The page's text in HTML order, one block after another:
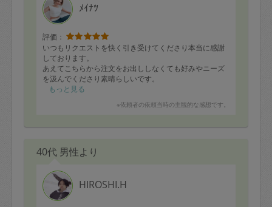
ﾒｲﾅﾂ
評価：
いつもリクエストを快く引き受けてくださり本当に感謝
しております。
あえてこちらから注文をお出ししなくても好みやニーズ
を汲んでくださり素晴らしいです。
引き続きよろしくお願いします
もっと見る
※依頼者の依頼当時の主観的な感想です。
40代 男性より
HIROSHI.H